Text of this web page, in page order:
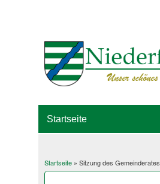
Sie sind hier
Startseite» Sitzung des Gemeinderates